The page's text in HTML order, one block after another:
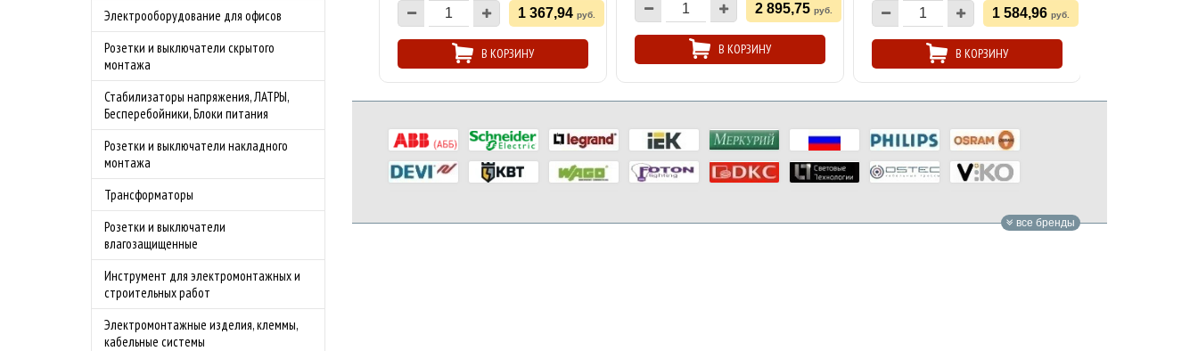
Электрооборудование для офисов
Розетки и выключатели скрытого
монтажа
Стабилизаторы напряжения, ЛАТРЫ,
Бесперебойники, Блоки питания
Розетки и выключатели накладного
монтажа
Трансформаторы
Розетки и выключатели
влагозащищенные
Инструмент для электромонтажных и
строительных работ
Электромонтажные изделия, клеммы,
кабельные системы
1 367,94 руб.
В КОРЗИНУ
2 895,75 руб.
В КОРЗИНУ
1 584,96 руб.
В КОРЗИНУ
все бренды